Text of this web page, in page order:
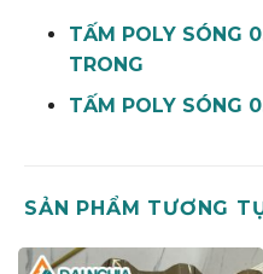
TẤM POLY SÓNG
TRONG
TẤM POLY SÓNG
SẢN PHẨM TƯƠNG